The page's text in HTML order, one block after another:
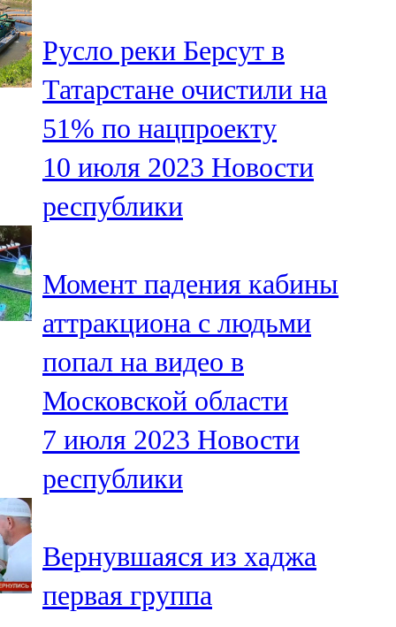
Чирмешән
107,7 FM
Чистай
103,0 FM
Чүпрәле
Шәмәрдән
102,3 FM
Яңа чишмә
107,0 FM
Яр Чаллы
105,5 FM
Русло реки Берсут в
Татарстане очистили на
51% по нацпроекту
10 июля 2023 Новости
республики
Момент падения кабины
аттракциона с людьми
попал на видео в
Московской области
7 июля 2023 Новости
республики
Вернувшаяся из хаджа
первая группа